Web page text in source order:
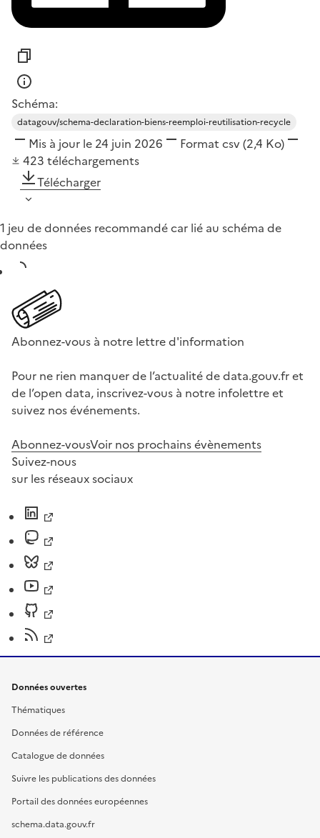
Schéma:
datagouv/schema-declaration-biens-reemploi-reutilisation-recycle
Mis à jour le 24 juin 2026 Format csv(2,4 Ko)
423 téléchargements
Télécharger
1 jeu de données recommandé car lié au schéma de
données
Abonnez-vous à notre lettre d'information
Pour ne rien manquer de l’actualité de data.gouv.fr et
de l’open data, inscrivez-vous à notre infolettre et
suivez nos événements.
Abonnez-vousVoir nos prochains évènements
Suivez-nous
sur les réseaux sociaux
Données ouvertes
Thématiques
Données de référence
Catalogue de données
Suivre les publications des données
Portail des données européennes
schema.data.gouv.fr